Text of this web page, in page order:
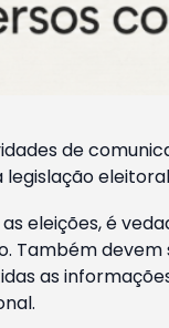
de
eleições, é
Também
as